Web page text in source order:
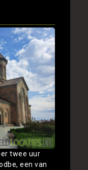
twee uur
een van